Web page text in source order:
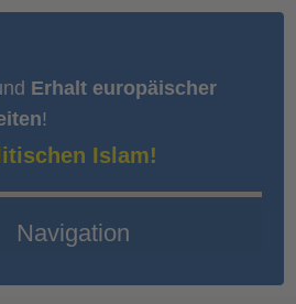
Erhalt europäischer
!
Islam!